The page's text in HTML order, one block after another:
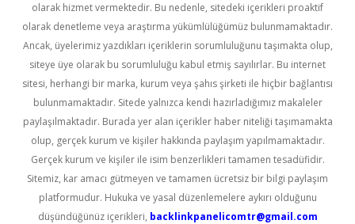
olarak hizmet vermektedir. Bu nedenle, sitedeki içerikleri proaktif
olarak denetleme veya araştırma yükümlülüğümüz bulunmamaktadır.
Ancak, üyelerimiz yazdıkları içeriklerin sorumluluğunu taşımakta olup,
siteye üye olarak bu sorumluluğu kabul etmiş sayılırlar. Bu internet
sitesi, herhangi bir marka, kurum veya şahıs şirketi ile hiçbir bağlantısı
bulunmamaktadır. Sitede yalnızca kendi hazırladığımız makaleler
paylaşılmaktadır. Burada yer alan içerikler haber niteliği taşımamakta
olup, gerçek kurum ve kişiler hakkında paylaşım yapılmamaktadır.
Gerçek kurum ve kişiler ile isim benzerlikleri tamamen tesadüfidir.
Sitemiz, kar amacı gütmeyen ve tamamen ücretsiz bir bilgi paylaşım
platformudur. Hukuka ve yasal düzenlemelere aykırı olduğunu
düşündüğünüz içerikleri, backlinkpanelicomtr@gmail.com